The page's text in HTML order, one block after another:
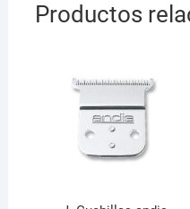
Productos